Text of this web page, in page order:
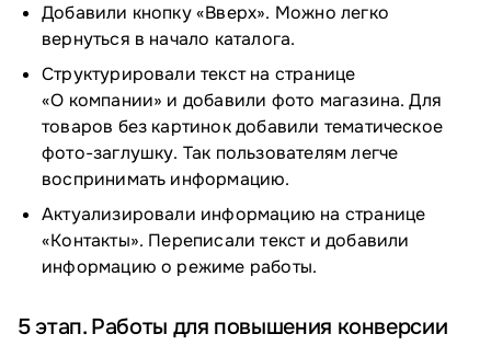
Добавили кнопку «Вверх». Можно легко
вернуться в начало каталога.
Структурировали текст на странице
«О компании» и добавили фото магазина. Для
товаров без картинок добавили тематическое
фото-заглушку. Так пользователям легче
воспринимать информацию.
Актуализировали информацию на странице
«Контакты». Переписали текст и добавили
информацию о режиме работы.
5 этап. Работы для повышения конверсии